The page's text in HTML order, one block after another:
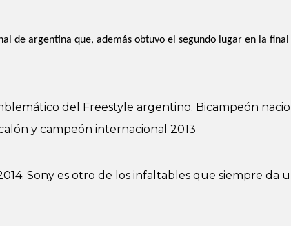
de argentina que, además obtuvo el segundo lugar en la final
del Freestyle argentino. Bicampeón
y campeón internacional 2013
Sony es otro de los infaltables que siempre da